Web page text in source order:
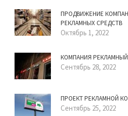
ПРОДВИЖЕНИЕ
РЕКЛАМНЫХ СРЕДСТВ
Октябрь 1, 2022
КОМПАНИЯ
Сентябрь 28, 2022
ПРОЕКТ РЕКЛАМНОЙ
Сентябрь 25, 2022